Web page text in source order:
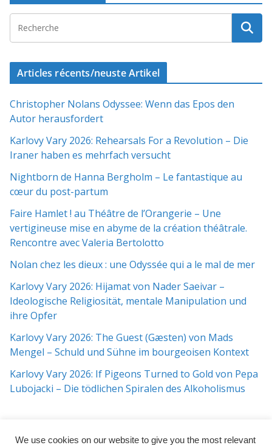
Articles récents/neuste Artikel
Christopher Nolans Odyssee: Wenn das Epos den
Autor herausfordert
Karlovy Vary 2026: Rehearsals For a Revolution – Die
Iraner haben es mehrfach versucht
Nightborn de Hanna Bergholm – Le fantastique au
cœur du post-partum
Faire Hamlet ! au Théâtre de l’Orangerie – Une
vertigineuse mise en abyme de la création théâtrale.
Rencontre avec Valeria Bertolotto
Nolan chez les dieux : une Odyssée qui a le mal de mer
Karlovy Vary 2026: Hijamat von Nader Saeivar​​ –
Ideologische Religiosität, mentale Manipulation und
ihre Opfer
Karlovy Vary 2026: The Guest (Gæsten) von Mads
Mengel – Schuld und Sühne im bourgeoisen Kontext
Karlovy Vary 2026: If Pigeons Turned to Gold von Pepa
Lubojacki – Die tödlichen Spiralen des Alkoholismus
We use cookies on our website to give you the most relevant